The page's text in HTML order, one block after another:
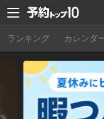
ランキング カレンダ